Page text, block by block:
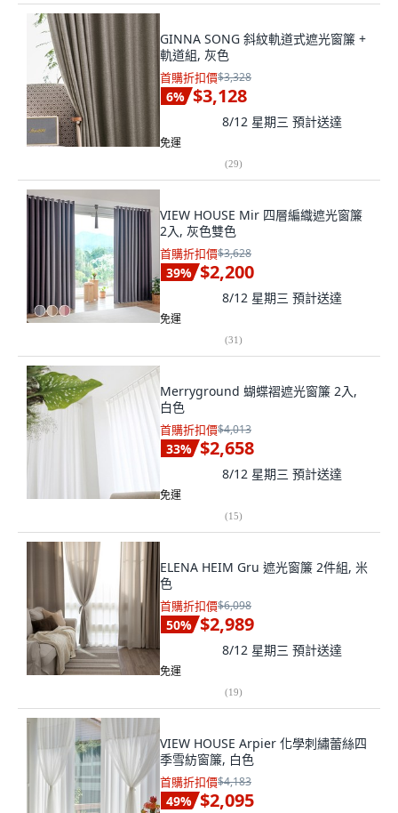
GINNA SONG 斜紋軌道式遮光窗簾 +
軌道組, 灰色
首購折扣價$3,328
6% $3,128
8/12 星期三 預計送達
免運
(29)
VIEW HOUSE Mir 四層編織遮光窗簾
2入, 灰色雙色
首購折扣價$3,628
39% $2,200
8/12 星期三 預計送達
免運
(31)
Merryground 蝴蝶褶遮光窗簾 2入,
白色
首購折扣價$4,013
33% $2,658
8/12 星期三 預計送達
免運
(15)
ELENA HEIM Gru 遮光窗簾 2件組, 米
色
首購折扣價$6,098
50% $2,989
8/12 星期三 預計送達
免運
(19)
VIEW HOUSE Arpier 化學刺繡蕾絲四
季雪紡窗簾, 白色
首購折扣價$4,183
49% $2,095